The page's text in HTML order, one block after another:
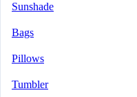
Sunshade
Bags
Pillows
Tumbler